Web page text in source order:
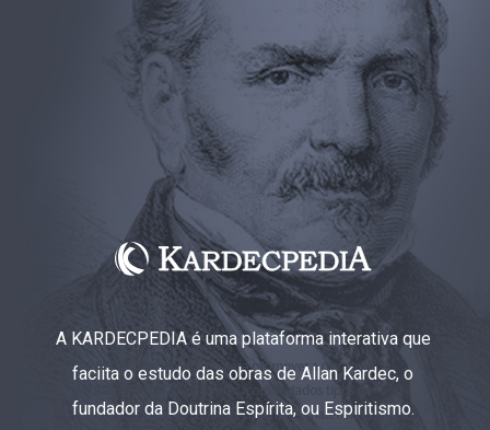
A KARDECPEDIA é uma plataforma interativa que
faciita o estudo das obras de Allan Kardec, o
fundador da Doutrina Espírita, ou Espiritismo.